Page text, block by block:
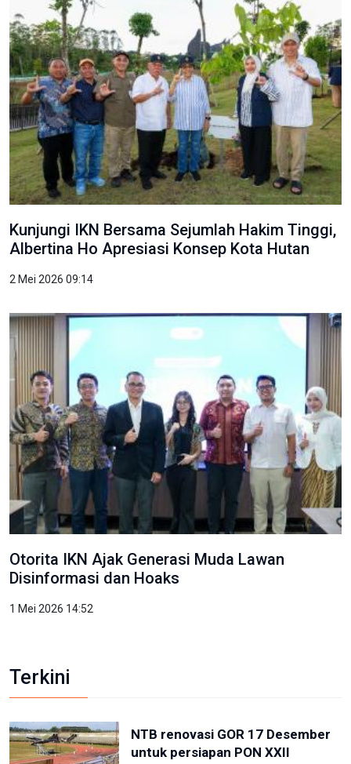
Kunjungi IKN Bersama Sejumlah Hakim Tinggi,
Albertina Ho Apresiasi Konsep Kota Hutan
2 Mei 2026 09:14
Otorita IKN Ajak Generasi Muda Lawan
Disinformasi dan Hoaks
1 Mei 2026 14:52
Terkini
NTB renovasi GOR 17 Desember
untuk persiapan PON XXII